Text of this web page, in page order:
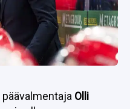
Olli